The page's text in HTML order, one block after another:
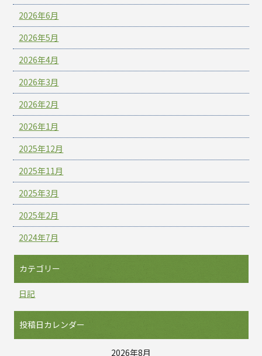
2026年6月
2026年5月
2026年4月
2026年3月
2026年2月
2026年1月
2025年12月
2025年11月
2025年3月
2025年2月
2024年7月
カテゴリー
日記
投稿日カレンダー
2026年8月